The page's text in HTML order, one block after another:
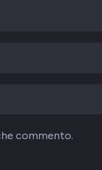
commento.